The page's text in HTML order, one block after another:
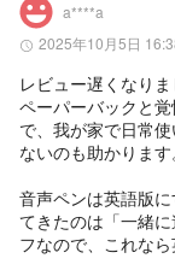
a****a
2025年10月5日
レビュー遅くなり
ペーパーバックと
で、我が家で日常
ないのも助かります
音声ペンは英語版
てきたのは「一緒
フなので、これな